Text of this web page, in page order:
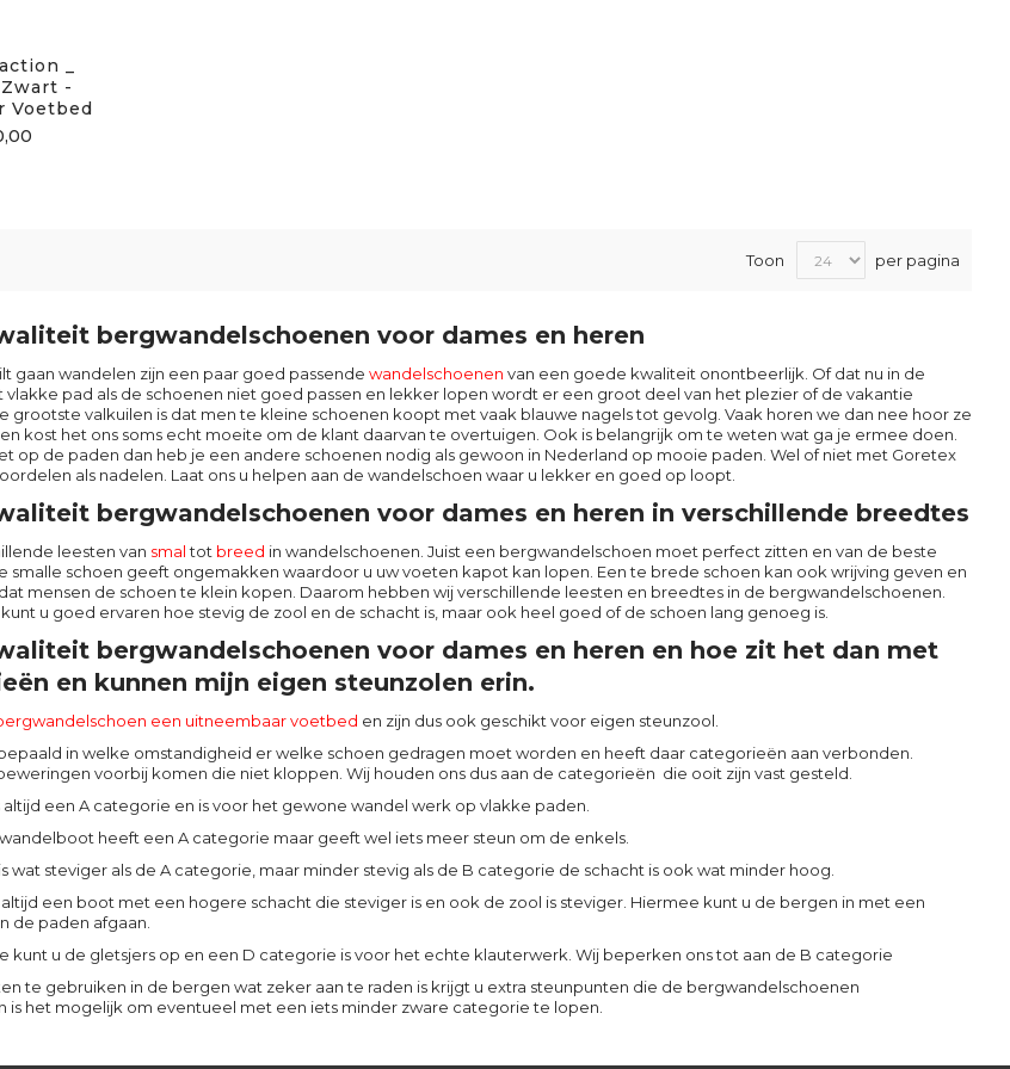
_
-
Voetbed
Toon per pagina
bergwandelschoenen voor dames en heren
gaan wandelen zijn een paar goed passende wandelschoenen van een goede kwaliteit onontbeerlijk. Of dat nu in de
vlakke pad als de schoenen niet goed passen en lekker lopen wordt er een groot deel van het plezier of de vakantie
grootste valkuilen is dat men te kleine schoenen koopt met vaak blauwe nagels tot gevolg. Vaak horen we dan nee hoor ze
kost het ons soms echt moeite om de klant daarvan te overtuigen. Ook is belangrijk om te weten wat ga je ermee doen.
op de paden dan heb je een andere schoenen nodig als gewoon in Nederland op mooie paden. Wel of niet met Goretex
als nadelen. Laat ons u helpen aan de wandelschoen waar u lekker en goed op loopt.
bergwandelschoenen voor dames en heren in verschillende breedtes
leesten van smaltot breed in wandelschoenen. Juist een bergwandelschoen moet perfect zitten en van de beste
smalle schoen geeft ongemakken waardoor u uw voeten kapot kan lopen. Een te brede schoen kan ook wrijving geven en
mensen de schoen te klein kopen. Daarom hebben wij verschillende leesten en breedtes in de bergwandelschoenen.
u goed ervaren hoe stevig de zool en de schacht is, maar ook heel goed of de schoen lang genoeg is.
bergwandelschoenen voor dames en heren en hoe zit het dan met
en kunnen mijn eigen steunzolen erin.
een uitneembaar voetbed en zijn dus ook geschikt voor eigen steunzool.
in welke omstandigheid er welke schoen gedragen moet worden en heeft daar categorieën aan verbonden.
voorbij komen die niet kloppen. Wij houden ons dus aan de categorieën die ooit zijn vast gesteld.
altijd een A categorie en is voor het gewone wandel werk op vlakke paden.
heeft een A categorie maar geeft wel iets meer steun om de enkels.
wat steviger als de A categorie, maar minder stevig als de B categorie de schacht is ook wat minder hoog.
een boot met een hogere schacht die steviger is en ook de zool is steviger. Hiermee kunt u de bergen in met een
de paden afgaan.
kunt u de gletsjers op en een D categorie is voor het echte klauterwerk. Wij beperken ons tot aan de B categorie
te gebruiken in de bergen wat zeker aan te raden is krijgt u extra steunpunten die de bergwandelschoenen
is het mogelijk om eventueel met een iets minder zware categorie te lopen.